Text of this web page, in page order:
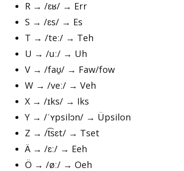
R → /ɛʁ/ → Err
S → /ɛs/ → Es
T → /teː/ → Teh
U → /uː/ → Uh
V → /faʊ̯/ → Faw/fow
W → /veː/ → Veh
X → /ɪks/ → Iks
Y → /ˈʏpsilɔn/ → Üpsilon
Z → /t͡sɛt/ → Tset
Ä → /ɛː/ → Eeh
Ö → /øː/ → Oeh